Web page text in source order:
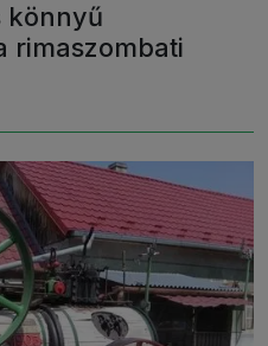
könnyű
rimaszombati